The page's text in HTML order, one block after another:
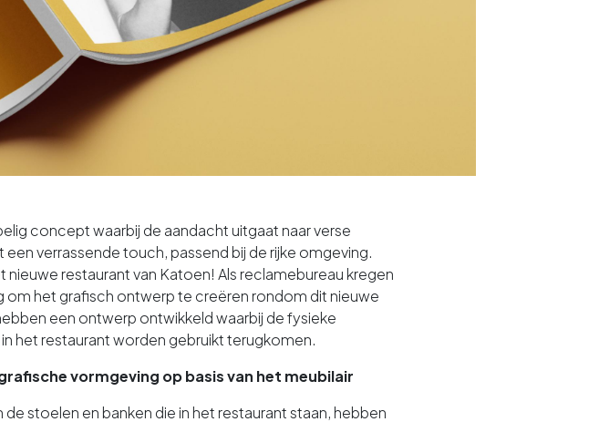
concept waarbij de aandacht uitgaat naar verse
verrassende touch, passend bij de rijke omgeving.
nieuwe restaurant van Katoen! Als reclamebureau kregen
om het grafisch ontwerp te creëren rondom dit nieuwe
een ontwerp ontwikkeld waarbij de fysieke
het restaurant worden gebruikt terugkomen.
vormgeving op basis van het meubilair
de stoelen en banken die in het restaurant staan, hebben